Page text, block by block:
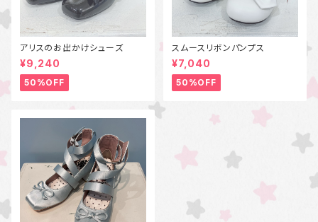
アリスのお出かけシューズ
¥9,240
50%OFF
スムースリボンパンプス
¥7,040
50%OFF